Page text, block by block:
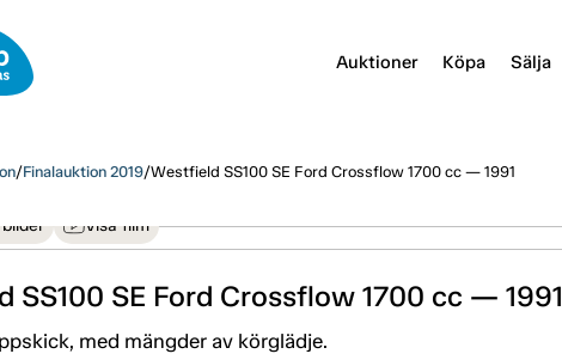
Auktioner Köpa Sälja
/Finalauktion 2019/Westfield SS100 SE Ford Crossflow 1700 cc — 1991
Visa film
SS100 SE Ford Crossflow 1700 cc — 1991
med mängder av körglädje.